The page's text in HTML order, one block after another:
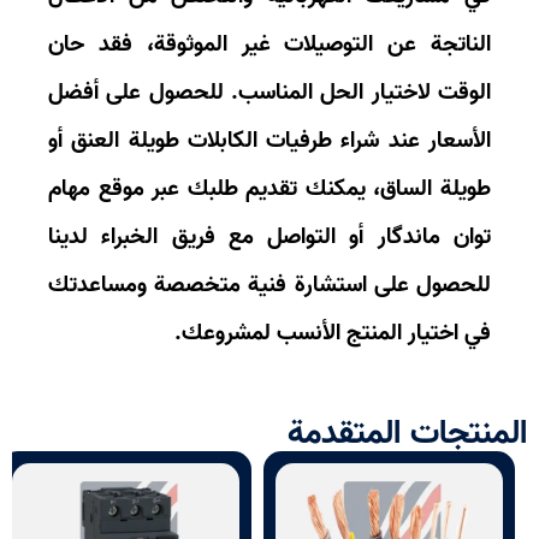
عن التوصيلات غير الموثوقة، فقد حان
لاختيار الحل المناسب. للحصول على أفضل
عندشراء طرفيات الكابلات طويلة العنق أو
الساق، يمكنك تقديم طلبك عبر موقعمهام
ماندگارأو التواصل مع فريق الخبراء لدينا
علىاستشارة فنية متخصصةومساعدتك
اختيار المنتج الأنسب لمشروعك.
المتقدمة